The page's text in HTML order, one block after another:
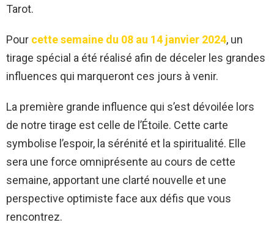
Tarot.
Pour cette semaine du 08 au 14 janvier 2024, un
tirage spécial a été réalisé afin de déceler les grandes
influences qui marqueront ces jours à venir.
La première grande influence qui s’est dévoilée lors
de notre tirage est celle de l’Étoile. Cette carte
symbolise l’espoir, la sérénité et la spiritualité. Elle
sera une force omniprésente au cours de cette
semaine, apportant une clarté nouvelle et une
perspective optimiste face aux défis que vous
rencontrez.